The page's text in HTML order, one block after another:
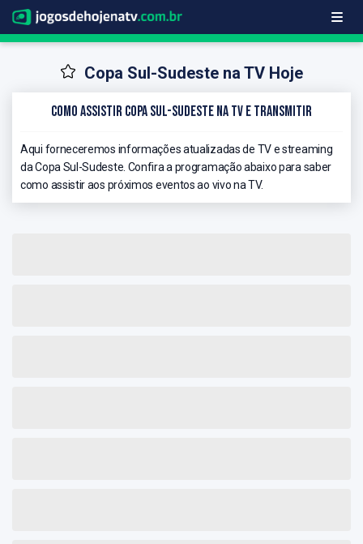
Copa Sul-Sudeste na TV Hoje
Como Assistir Copa Sul-Sudeste na TV e Transmitir
Aqui forneceremos informações atualizadas de TV e streaming
da Copa Sul-Sudeste. Confira a programação abaixo para saber
como assistir aos próximos eventos ao vivo na TV.